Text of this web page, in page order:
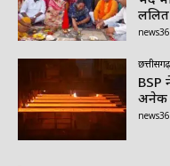
ललित
छत्तीसगढ़
BSP
अनेक